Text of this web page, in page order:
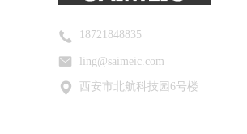
18721848835
ling@saimeic.com
西安市北航科技园6号楼